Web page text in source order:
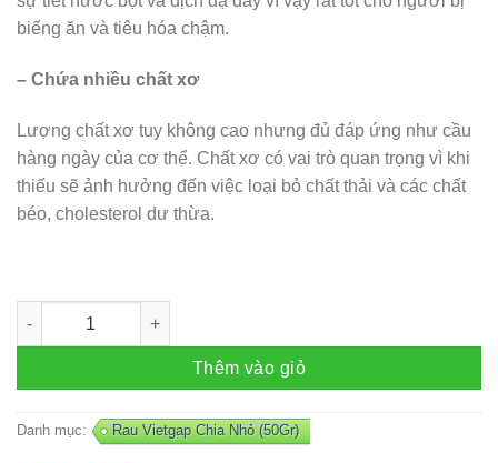
biếng ăn và tiêu hóa chậm.
– Chứa nhiều chất xơ
Lượng chất xơ tuy không cao nhưng đủ đáp ứng như cầu
hàng ngày của cơ thể. Chất xơ có vai trò quan trọng vì khi
thiếu sẽ ảnh hưởng đến việc loại bỏ chất thải và các chất
béo, cholesterol dư thừa.
Cần tây ( 50 gram) số lượng
Thêm vào giỏ
Danh mục: Rau Vietgap Chia Nhỏ (50Gr)